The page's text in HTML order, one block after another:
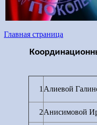
Главная страница
1 Алиевой
2Анисимовой